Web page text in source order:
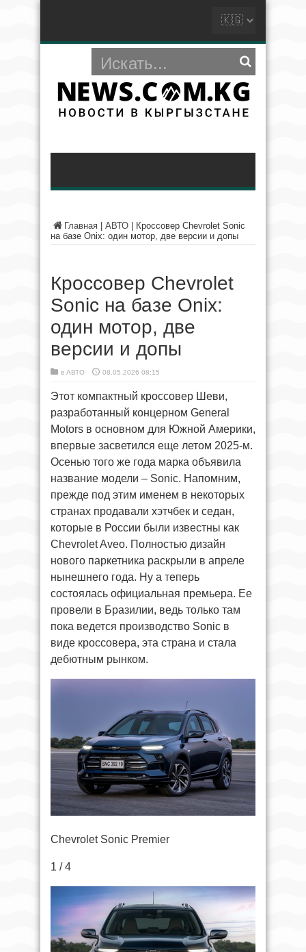
Главная АВТО
Кроссовер Chevrolet Sonic
на базе Onix: один мотор, две версии и допы
Кроссовер Chevrolet
Sonic на базе Onix:
один мотор, две
версии и допы
в АВТО 08.05.2026 08:15
Этот компактный кроссовер Шеви,
разработанный концерном General
Motors в основном для Южной Америки,
впервые засветился еще летом 2025-м.
Осенью того же года марка объявила
название модели – Sonic. Напомним,
прежде под этим именем в некоторых
странах продавали хэтчбек и седан,
которые в России были известны как
Chevrolet Aveo. Полностью дизайн
нового паркетника раскрыли в апреле
нынешнего года. Ну а теперь
состоялась официальная премьера. Ее
провели в Бразилии, ведь только там
пока ведется производство Sonic в
виде кроссовера, эта страна и стала
дебютным рынком.
Chevrolet Sonic Premier
1 / 4